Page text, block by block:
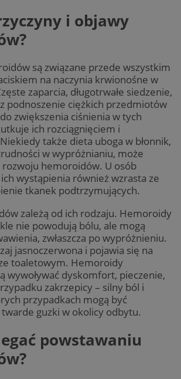
i objawy
są związane przede wszystkim
na naczynia krwionośne w
zaparcia, długotrwałe siedzenie,
podnoszenie ciężkich przedmiotów
zwiększenia ciśnienia w tych
ich rozciągnięciem i
także dieta uboga w błonnik,
w wypróżnianiu, może
rozwoju hemoroidów. U osób
wystąpienia również wzrasta ze
tkanek podtrzymujących.
zależą od ich rodzaju. Hemoroidy
nie powodują bólu, ale mogą
zwłaszcza po wypróżnieniu.
jasnoczerwona i pojawia się na
toaletowym. Hemoroidy
wywoływać dyskomfort, pieczenie,
zakrzepicy – silny ból i
przypadkach mogą być
guzki w okolicy odbytu.
powstawaniu